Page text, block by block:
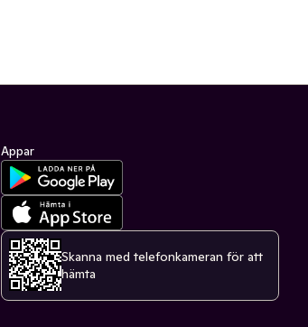
Appar
Skanna med telefonkameran för att
hämta